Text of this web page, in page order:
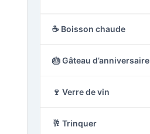
☕ Boisson chaude
🎂 Gâteau d’anniversaire
🍷 Verre de vin
🥂 Trinquer